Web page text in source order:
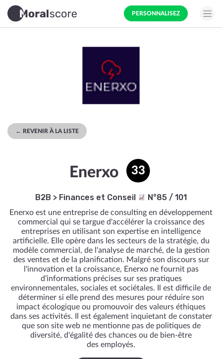
PERSONNALISEZ
← REVENIR À LA LISTE
Enerxo 33
B2B > Finances et Conseil N°85 / 101
Enerxo est une entreprise de consulting en développement
commercial qui se targue d'accélérer la croissance des
entreprises en utilisant son expertise en intelligence
artificielle. Elle opère dans les secteurs de la stratégie, du
modèle commercial, de l'analyse de marché, de la gestion
des ventes et de la planification. Malgré son discours sur
l'innovation et la croissance, Enerxo ne fournit pas
d'informations précises sur ses pratiques
environnementales, sociales et sociétales. Il est difficile de
déterminer si elle prend des mesures pour réduire son
impact écologique ou promouvoir des valeurs éthiques
dans ses activités. Il est également inquietant de constater
que son site web ne mentionne pas de politiques de
diversité, d'égalité des chances ou de bien-être
des employés.